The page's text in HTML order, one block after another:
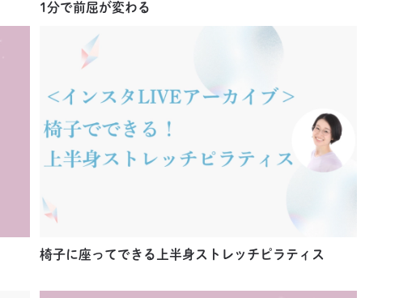
1分で前屈が変わる
椅子に座ってできる上半身ストレッチピラティス